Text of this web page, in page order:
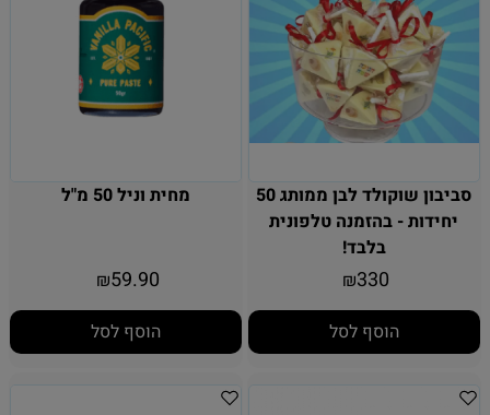
סביבון שוקולד לבן ממותג 50
יחידות - בהזמנה טלפונית
בלבד!
₪330
הוסף לסל
מחית וניל 50 מ"ל
₪59.90
הוסף לסל